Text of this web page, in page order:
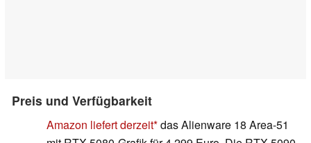
Preis und Verfügbarkeit
Amazon liefert derzeit das Alienware 18 Area-51